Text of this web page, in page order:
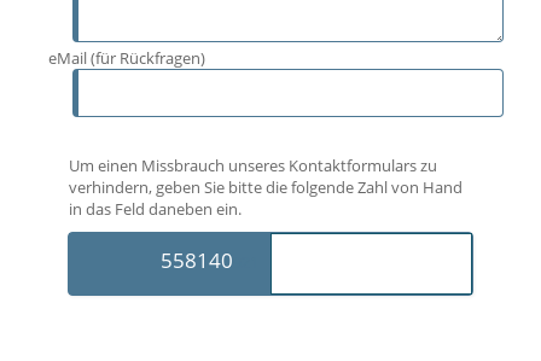
eMail (für Rückfragen)
Um einen Missbrauch unseres Kontaktformulars zu
verhindern, geben Sie bitte die folgende Zahl von Hand
in das Feld daneben ein.
558140